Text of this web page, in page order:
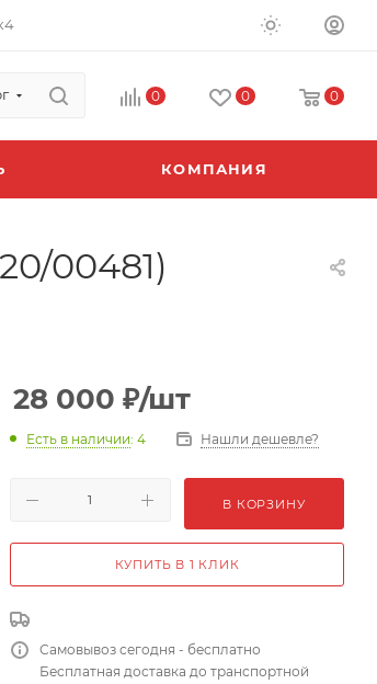
0 0 0
КОМПАНИЯ
00481)
28 000 ₽/шт
Есть в наличии: 4 Нашли дешевле?
В КОРЗИНУ
КУПИТЬ В 1 КЛИК
Самовывоз сегодня - бесплатно
Бесплатная доставка до транспортной